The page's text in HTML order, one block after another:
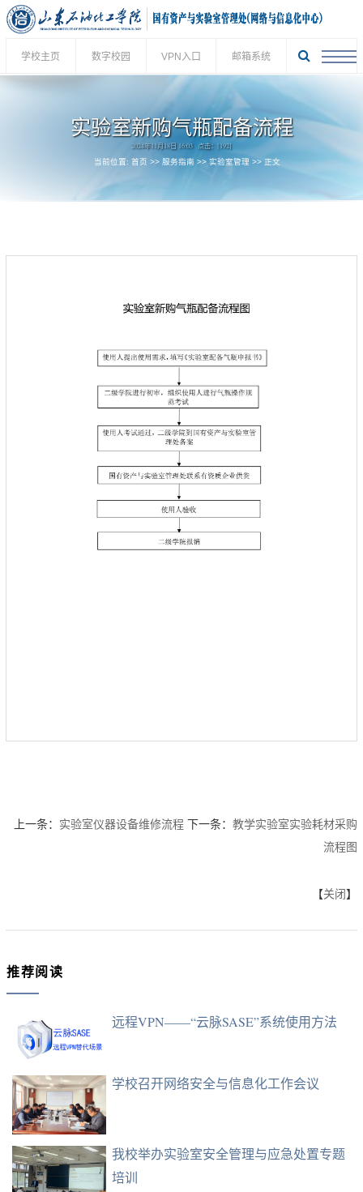
学校主页 数字校园 VPN入口 邮箱系统
实验室新购气瓶配备流程
2024年11月18日 16:03 点击：[192]
当前位置: 首页 >> 服务指南 >>实验室管理 >> 正文
上一条： 实验室仪器设备维修流程 下一条： 教学实验室实验耗材采购
流程图
【关闭】
推荐阅读
远程VPN——“云脉SASE”系统使用方法
学校召开网络安全与信息化工作会议
我校举办实验室安全管理与应急处置专题
培训